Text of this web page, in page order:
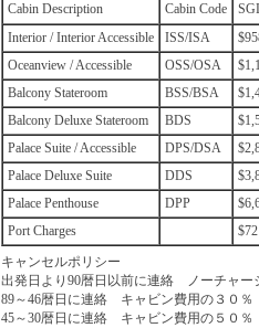
Cabin Description
Cabin Code
Interior / Interior Accessible
ISS/ISA
Oceanview / Accessible
OSS/OSA
Balcony Stateroom
BSS/BSA
Balcony Deluxe Stateroom
BDS
Palace Suite / Accessible
DPS/DSA
Palace Deluxe Suite
DDS
Palace Penthouse
DPP
Port Charges
$72
キャンセルポリシー
出発日より90暦日以前に連絡 ノーチャー
89～46暦日に連絡 キャビン費用の３０％
45～30暦日に連絡 キャビン費用の５０％